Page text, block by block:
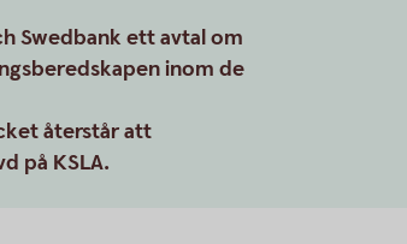
Swedbank ett avtal om
inom de
återstår att
på KSLA.